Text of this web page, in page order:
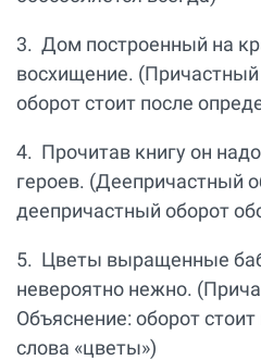
3. Дом построенный на
восхищение.
оборот стоит после
4. Прочитав книгу он
героев. (Деепричастный
деепричастный оборот
5. Цветы выращенные
невероятно нежно.
Объяснение: оборот
слова «цветы»)